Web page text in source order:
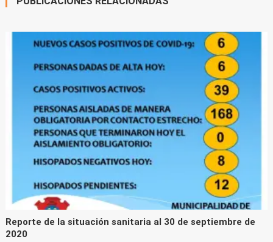
Reporte de la situación sanitaria al 30 de septiembre de
2020